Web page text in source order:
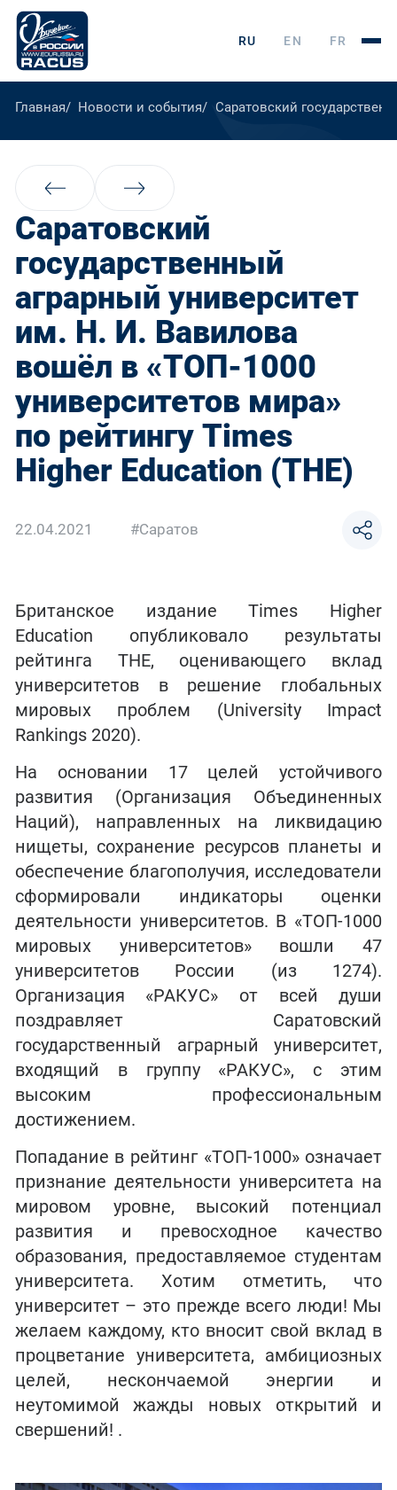
RU EN FR
Главная Новости и события Саратовский
Саратовский
государственный
аграрный университет
им. Н. И. Вавилова
вошёл в «ТОП-1000
университетов мира»
по рейтингу Times
Higher Education (THE)
22.04.2021 #Саратов
Британское издание Times Higher
Education опубликовало результаты
рейтинга THE, оценивающего вклад
университетов в решение глобальных
мировых проблем (University Impact
Rankings 2020).
На основании 17 целей устойчивого
развития (Организация Объединенных
Наций), направленных на ликвидацию
нищеты, сохранение ресурсов планеты и
обеспечение благополучия, исследователи
сформировали индикаторы оценки
деятельности университетов. В «ТОП-1000
мировых университетов» вошли 47
университетов России (из 1274).
Организация «РАКУС» от всей души
поздравляет Саратовский
государственный аграрный университет,
входящий в группу «РАКУС», с этим
высоким профессиональным
достижением.
Попадание в рейтинг «ТОП-1000» означает
признание деятельности университета на
мировом уровне, высокий потенциал
развития и превосходное качество
образования, предоставляемое студентам
университета. Хотим отметить, что
университет – это прежде всего люди! Мы
желаем каждому, кто вносит свой вклад в
процветание университета, амбициозных
целей, нескончаемой энергии и
неутомимой жажды новых открытий и
свершений! .